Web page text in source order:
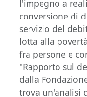
l'impegno a
conversione di
servizio del
lotta alla
fra persone e
"Rapporto sul
dalla
trova un'analisi